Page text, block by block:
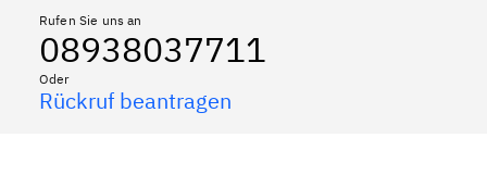
Rufen Sie uns an
08938037711
Oder
Rückruf beantragen